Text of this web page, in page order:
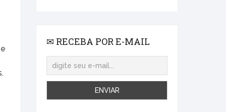
✉ RECEBA POR E-MAIL